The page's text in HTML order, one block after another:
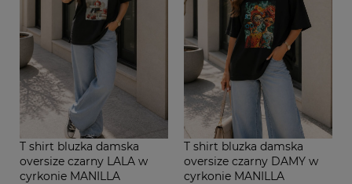
T shirt bluzka damska
oversize czarny LALA w
cyrkonie MANILLA
T shirt bluzka damska
oversize czarny DAMY w
cyrkonie MANILLA